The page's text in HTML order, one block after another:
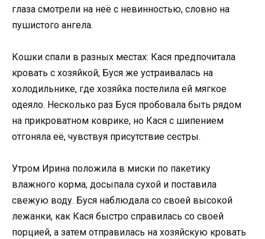
глаза смотрели на неё с невинностью, словно на
пушистого ангела.
Кошки спали в разных местах: Кася предпочитала
кровать с хозяйкой, Буся же устраивалась на
холодильнике, где хозяйка постелила ей мягкое
одеяло. Несколько раз Буся пробовала быть рядом
на прикроватном коврике, но Кася с шипением
отгоняла её, чувствуя присутствие сестры.
Утром Ирина положила в миски по пакетику
влажного корма, досыпала сухой и поставила
свежую воду. Буся наблюдала со своей высокой
лежанки, как Кася быстро справилась со своей
порцией, а затем отправилась на хозяйскую кровать